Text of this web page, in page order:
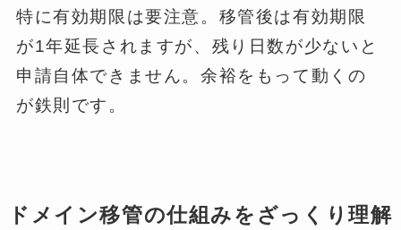
特に有効期限は要注意。移管後は有効期限
が1年延長されますが、残り日数が少ないと
申請自体できません。余裕をもって動くの
が鉄則です。
ドメイン移管の仕組みをざっくり理解